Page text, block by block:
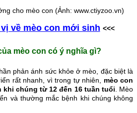
cho mèo con (Ảnh: www.ctiyzoo.vn)
về mèo con mới sinh <<<
mèo con có ý nghĩa gì?
phản ánh sức khỏe ở mèo, đặc biệt là
rất nhanh, vì trong tự nhiên, mèo con
khi chúng từ 12 đến 16 tuần tuổi. Mèo
và thường mắc bệnh khi chúng không